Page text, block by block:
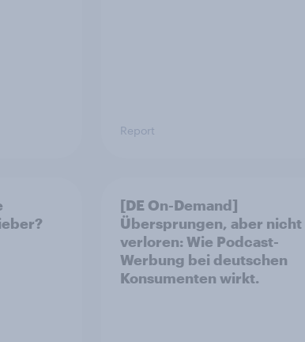
Report
[DE On-Demand]
Übersprungen, aber nicht
verloren: Wie Podcast-
Werbung bei deutschen
Konsumenten wirkt.